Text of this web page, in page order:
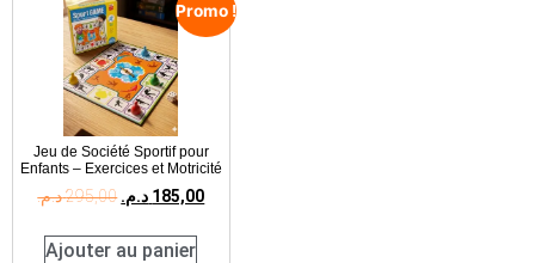
Promo !
Jeu de Société Sportif pour
Enfants – Exercices et Motricité
295,00د.م. 185,00 د.م.
Ajouter au panier